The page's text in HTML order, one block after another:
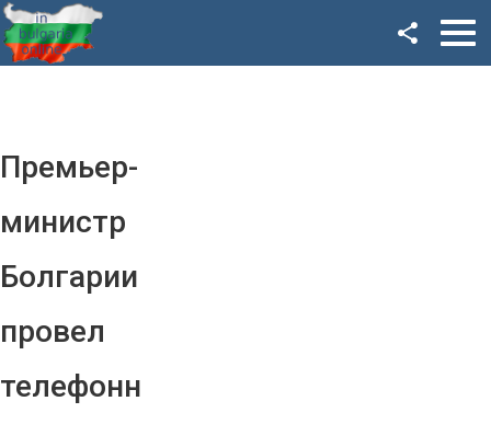
Премьер-
министр
Болгарии
провел
телефонн